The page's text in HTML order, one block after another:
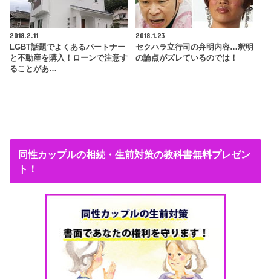
2018.2.11
LGBT話題でよくあるパートナー
と不動産を購入！ローンで注意す
ることがあ…
2018.1.23
セクハラ立行司の弁明内容…釈明
の論点がズレているのでは！
同性カップルの相続・生前対策の教科書無料プレゼン
ト！